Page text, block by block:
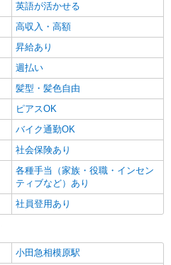
英語が活かせる
高収入・高額
昇給あり
週払い
髪型・髪色自由
ピアスOK
バイク通勤OK
社会保険あり
各種手当（家族・役職・インセン
ティブなど）あり
社員登用あり
小田急相模原駅